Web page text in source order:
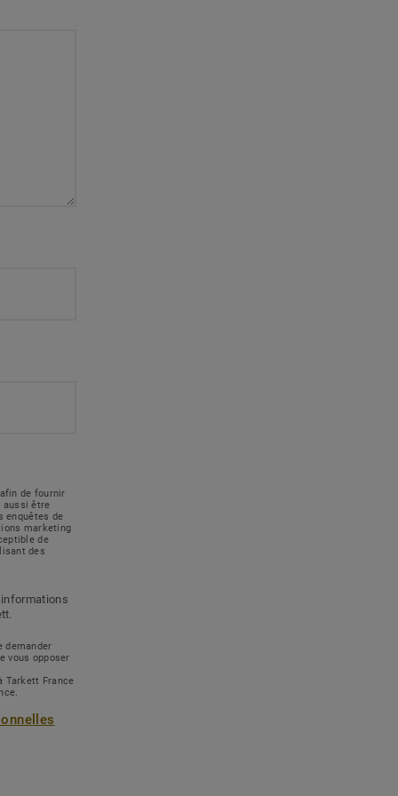
de fournir
aussi être
enquêtes de
marketing
de
des
demander
vous opposer
Tarkett France